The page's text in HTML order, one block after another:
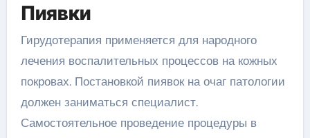
Пиявки
Гирудотерапия применяется для народного
лечения воспалительных процессов на кожных
покровах. Постановкой пиявок на очаг патологии
должен заниматься специалист.
Самостоятельное проведение процедуры в